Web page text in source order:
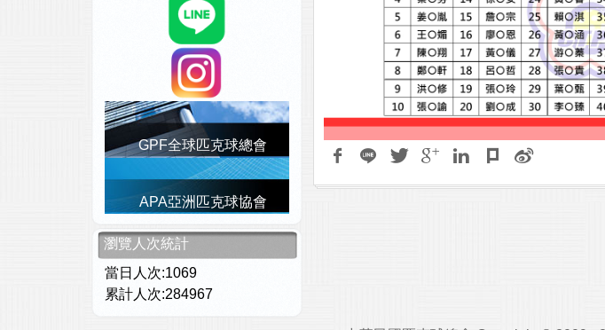
GPF全球匹克球總會
APA亞洲匹克球協會
瀏覽人次統計
當日人次:1069
累計人次:284967